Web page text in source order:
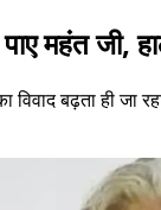
महंत जी,
विवाद बढ़ता ही